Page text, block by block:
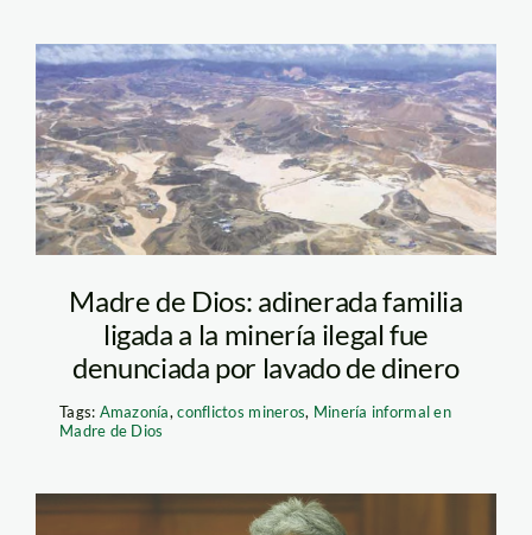
Madre de Dios: adinerada familia
ligada a la minería ilegal fue
denunciada por lavado de dinero
Tags: Amazonía,conflictos mineros, Minería informal en
Madre de Dios